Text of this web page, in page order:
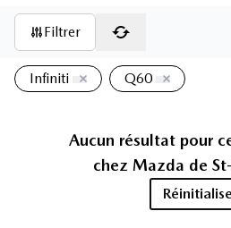
Filtrer
Infiniti Q60
Aucun résultat pour
chez Mazda de